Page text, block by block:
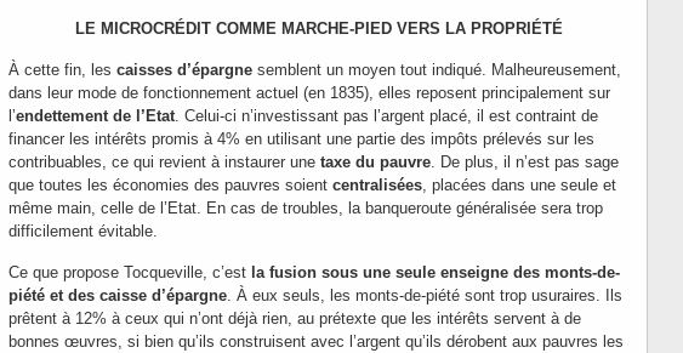
LE MICROCRÉDIT COMME MARCHE-PIED VERS LA PROPRIÉTÉ
À cette fin, les caisses d’épargne semblent un moyen tout indiqué. Malheureusement,
dans leur mode de fonctionnement actuel (en 1835), elles reposent principalement sur
l’endettement de l’Etat . Celui-ci n’investissant pas l’argent placé, il est contraint de
financer les intérêts promis à 4% en utilisant une partie des impôts prélevés sur les
contribuables, ce qui revient à instaurer une taxe du pauvre . De plus, il n’est pas sage
que toutes les économies des pauvres soient centralisées , placées dans une seule et
même main, celle de l’Etat. En cas de troubles, la banqueroute généralisée sera trop
difficilement évitable.
Ce que propose Tocqueville, c’est la fusion sous une seule enseigne des monts-de-
piété et des caisse d’épargne . À eux seuls, les monts-de-piété sont trop usuraires. Ils
prêtent à 12% à ceux qui n’ont déjà rien, au prétexte que les intérêts servent à de
bonnes œuvres, si bien qu’ils construisent avec l’argent qu’ils dérobent aux pauvres les